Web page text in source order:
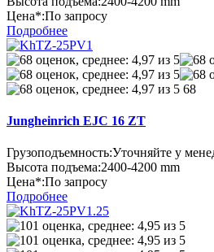
Цена*:По запросу
Подробнее
68
Jungheinrich EJC 16 ZT
Грузоподъемность:Уточняйте у
Высота подъема:2400-4200 mm
Цена*:По запросу
Подробнее